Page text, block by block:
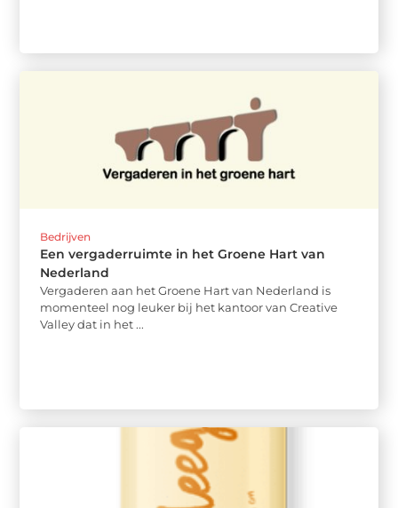
Bedrijven
Een vergaderruimte in het Groene Hart van
Nederland
Vergaderen aan het Groene Hart van Nederland is
momenteel nog leuker bij het kantoor van Creative
Valley dat in het ...